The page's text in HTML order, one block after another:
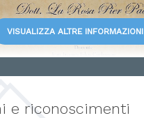
VISUALIZZA ALTRE INFORMAZIONI
e riconoscimenti